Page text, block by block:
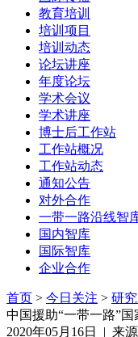
教育培训
培训项目
培训动态
论坛讲座
年度论坛
学术会议
学术讲座
博士后工作站
工作站概况
工作站动态
通知公告
对外合作
一带一路沿线智
国内智库
国际智库
企业合作
首页 > 今日关注 > 研
中国援助“一带一路”
2020年05月16日 | 来